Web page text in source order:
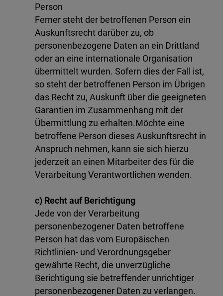
Person
Ferner steht der betroffenen Person ein
Auskunftsrecht darüber zu, ob
personenbezogene Daten an ein Drittland
oder an eine internationale Organisation
übermittelt wurden. Sofern dies der Fall ist,
so steht der betroffenen Person im Übrigen
das Recht zu, Auskunft über die geeigneten
Garantien im Zusammenhang mit der
Übermittlung zu erhalten.Möchte eine
betroffene Person dieses Auskunftsrecht in
Anspruch nehmen, kann sie sich hierzu
jederzeit an einen Mitarbeiter des für die
Verarbeitung Verantwortlichen wenden.
c) Recht auf Berichtigung
Jede von der Verarbeitung
personenbezogener Daten betroffene
Person hat das vom Europäischen
Richtlinien- und Verordnungsgeber
gewährte Recht, die unverzügliche
Berichtigung sie betreffender unrichtiger
personenbezogener Daten zu verlangen.